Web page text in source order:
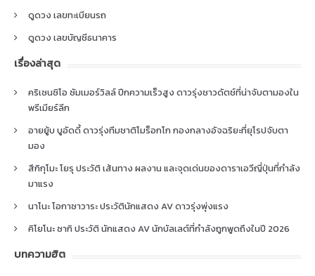
ดูดวง เลขทะเบียนรถ
ดูดวง เลขบัญชีธนาคาร
เรื่องล่าสุด
คริเซนซิโอ ซัมเมอร์วิลล์ ปีกความเร็วสูง ดาวรุ่งชาวดัตช์ที่น่าจับตามองใน
พรีเมียร์ลีก
อายยู้บ บูอัดดี้ ดาวรุ่งทีมชาติโมร็อกโก กองกลางอัจฉริยะที่ยุโรปจับตา
มอง
สึกิกุโมะ โยรุ ประวัติ เส้นทาง ผลงาน และจุดเด่นของดาราเอวีญี่ปุ่นที่กำลัง
มาแรง
นาโนะ โอกาซาวาระ ประวัตินักแสดง AV ดาวรุ่งพุ่งแรง
คิโยโนะ ซากิ ประวัติ นักแสดง AV นักบัลเลต์ที่กำลังถูกพูดถึงในปี 2026
บทความฮิต